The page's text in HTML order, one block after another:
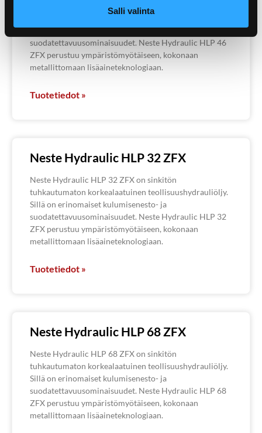
Salli valinta
Neste Hydraulic HLP 46 ZFX on sinkitön
Sillä on erinomaiset kulumisenesto- ja
suodatettavuusominaisuudet. Neste Hydraulic HLP 46
ZFX perustuu ympäristömyötäiseen, kokonaan
metallittomaan lisäaineteknologiaan.
Tuotetiedot »
Neste Hydraulic HLP 32 ZFX
Neste Hydraulic HLP 32 ZFX on sinkitön
tuhkautumaton korkealaatuinen teollisuushydrauliöljy.
Sillä on erinomaiset kulumisenesto- ja
suodatettavuusominaisuudet. Neste Hydraulic HLP 32
ZFX perustuu ympäristömyötäiseen, kokonaan
metallittomaan lisäaineteknologiaan.
Tuotetiedot »
Neste Hydraulic HLP 68 ZFX
Neste Hydraulic HLP 68 ZFX on sinkitön
tuhkautumaton korkealaatuinen teollisuushydrauliöljy.
Sillä on erinomaiset kulumisenesto- ja
suodatettavuusominaisuudet. Neste Hydraulic HLP 68
ZFX perustuu ympäristömyötäiseen, kokonaan
metallittomaan lisäaineteknologiaan.